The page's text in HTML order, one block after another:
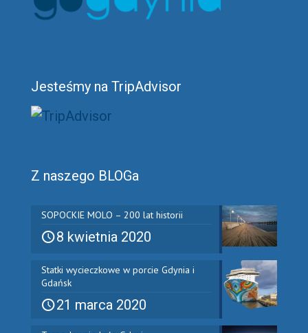
Jesteśmy na TripAdvisor
Z naszego BLOGa
SOPOCKIE MOLO – 200 lat historii
8 kwietnia 2020
Statki wycieczkowe w porcie Gdynia i
Gdańsk
21 marca 2020